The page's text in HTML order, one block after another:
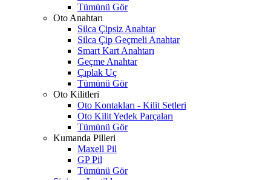
Tümünü Gör
Oto Anahtarı
Silca Çipsiz Anahtar
Silca Çip Geçmeli Anahtar
Smart Kart Anahtarı
Geçme Anahtar
Çıplak Uç
Tümünü Gör
Oto Kilitleri
Oto Kontakları - Kilit Setleri
Oto Kilit Yedek Parçaları
Tümünü Gör
Kumanda Pilleri
Maxell Pil
GP Pil
Tümünü Gör